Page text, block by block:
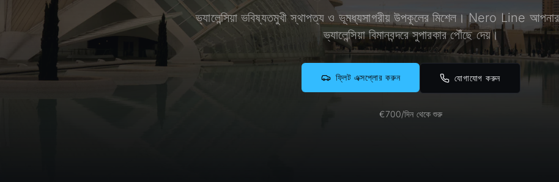
ভ্যালেন্সিয়া ভবিষ্যতমুখী স্থাপত্য ও ভূমধ্যসাগরীয় উপকূলের মিশেল। Nero Line আপনার
ভ্যালেন্সিয়া বিমানবন্দরে সুপারকার পৌঁছে দেয়।
ফ্লিট এক্সপ্লোর করুন যোগাযোগ করুন
€700/দিন থেকে শুরু